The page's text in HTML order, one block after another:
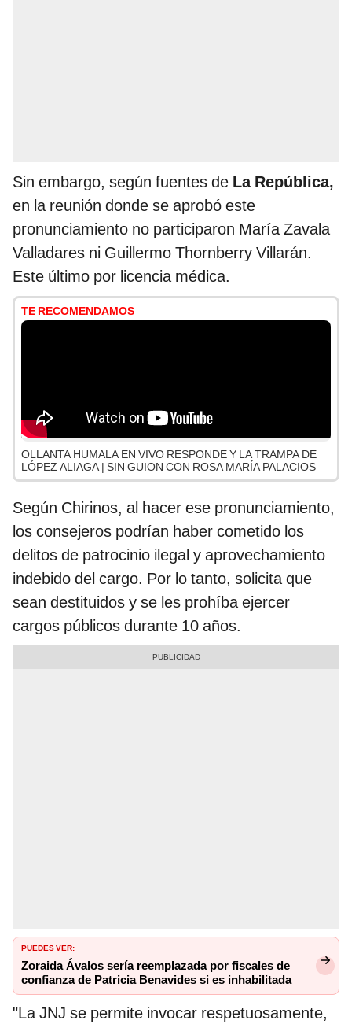
Sin embargo, según fuentes de La República,
en la reunión donde se aprobó este
pronunciamiento no participaron María Zavala
Valladares ni Guillermo Thornberry Villarán.
Este último por licencia médica.
TE RECOMENDAMOS
OLLANTA HUMALA EN VIVO RESPONDE Y LA TRAMPA DE
LÓPEZ ALIAGA | SIN GUION CON ROSA MARÍA PALACIOS
Según Chirinos, al hacer ese pronunciamiento,
los consejeros podrían haber cometido los
delitos de patrocinio ilegal y aprovechamiento
indebido del cargo. Por lo tanto, solicita que
sean destituidos y se les prohíba ejercer
cargos públicos durante 10 años.
PUEDES VER:
Zoraida Ávalos sería reemplazada por fiscales de
confianza de Patricia Benavides si es inhabilitada
"La JNJ se permite invocar respetuosamente,